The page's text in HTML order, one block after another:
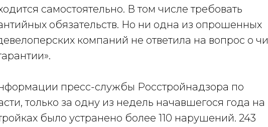
самостоятельно. В том числе требовать
обязательств. Но ни одна из опрошенных
компаний не ответила на вопрос о
пресс-службы Росстройнадзора по
только за одну из недель начавшегося года на
было устранено более 110 нарушений. 243